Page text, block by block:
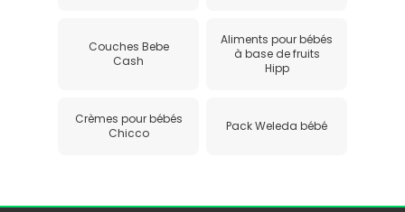
Couches Bebe
Cash
Aliments pour bébés
à base de fruits
Hipp
Crèmes pour bébés
Chicco
Pack Weleda bébé